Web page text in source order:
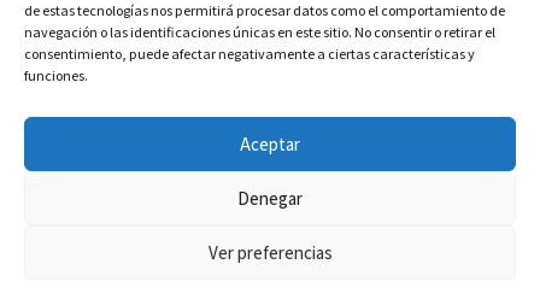
de estas tecnologías nos permitirá procesar datos como el comportamiento de
navegación o las identificaciones únicas en este sitio. No consentir o retirar el
consentimiento, puede afectar negativamente a ciertas características y
funciones.
Aceptar
Denegar
Ver preferencias
RED DE DISTRIBUCIÓN